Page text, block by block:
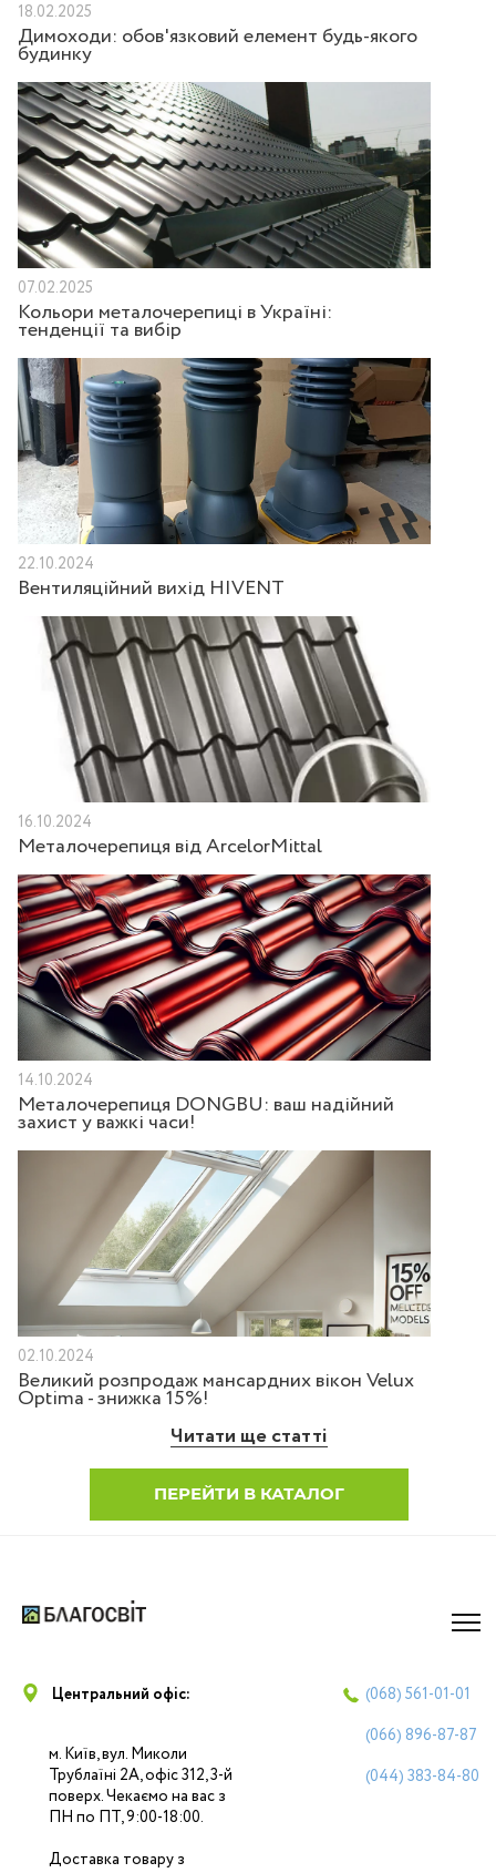
18.02.2025
Димоходи: обов'язковий елемент будь-якого
будинку
07.02.2025
Кольори металочерепиці в Україні:
тенденції та вибір
22.10.2024
Вентиляційний вихід HIVENT
16.10.2024
Металочерепиця від ArcelorMittal
14.10.2024
Металочерепиця DONGBU: ваш надійний
захист у важкі часи!
02.10.2024
Великий розпродаж мансардних вікон Velux
Optima - знижка 15%!
Читати ще статті
ПЕРЕЙТИ В КАТАЛОГ
Центральний офіс:
м. Київ, вул. Миколи
Трублаїні 2А, офіс 312, 3-й
поверх. Чекаємо на вас з
ПН по ПТ, 9:00-18:00.
Доставка товару з
(068) 561-01-01
(066) 896-87-87
(044) 383-84-80